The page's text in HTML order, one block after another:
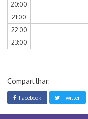
20:00
21:00
22:00
23:00
Compartilhar:
Facebook Twitter